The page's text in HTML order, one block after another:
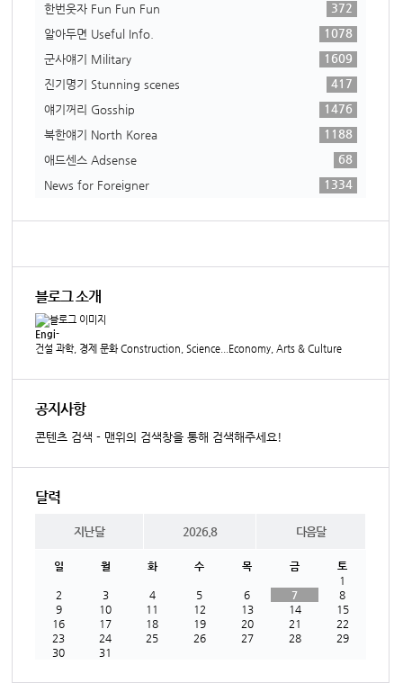
한번웃자 Fun Fun Fun
372
알아두면 Useful Info.
1078
군사얘기 Military
1609
진기명기 Stunning scenes
417
얘기꺼리 Gosship
1476
북한얘기 North Korea
1188
애드센스 Adsense
68
News for Foreigner
1334
블로그 소개
Engi-
건설 과학, 경제 문화 Construction, Science...Economy, Arts & Culture
공지사항
콘텐츠 검색 - 맨위의 검색창을 통해 검색해주세요!
달력
지난달 2026.8 다음달
일 월 화 수 목 금
토
1
2
3 4 5 6 7
8
9
10 11 12 13 14
15
16
17 18 19 20 21
22
23
24 25 26 27 28
29
30
31